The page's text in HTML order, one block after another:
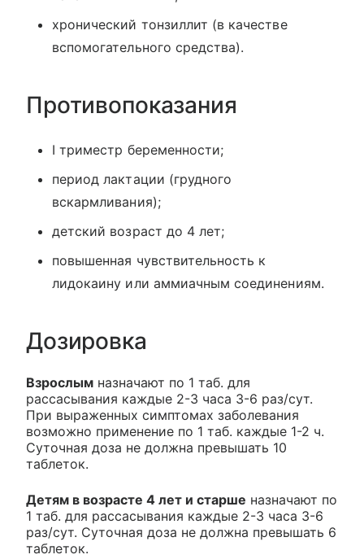
хронический тонзиллит (в качестве
вспомогательного средства).
Противопоказания
I триместр беременности;
период лактации (грудного
вскармливания);
детский возраст до 4 лет;
повышенная чувствительность к
лидокаину или аммиачным соединениям.
Дозировка
Взрослым назначают по 1 таб. для
рассасывания каждые 2-3 часа 3-6 раз/сут.
При выраженных симптомах заболевания
возможно применение по 1 таб. каждые 1-2 ч.
Суточная доза не должна превышать 10
таблеток.
Детям в возрасте 4 лет и старше назначают по
1 таб. для рассасывания каждые 2-3 часа 3-6
раз/сут. Суточная доза не должна превышать 6
таблеток.